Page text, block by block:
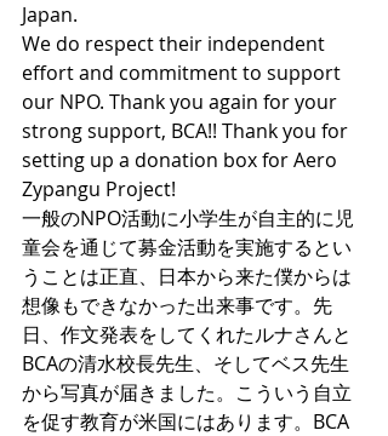
Japan.
We do respect their independent
effort and commitment to support
our NPO. Thank you again for your
strong support, BCA!! Thank you for
setting up a donation box for Aero
Zypangu Project!
一般のNPO活動に小学生が自主的に児
童会を通じて募金活動を実施するとい
うことは正直、日本から来た僕からは
想像もできなかった出来事です。先
日、作文発表をしてくれたルナさんと
BCAの清水校長先生、そしてベス先生
から写真が届きました。こういう自立
を促す教育が米国にはあります。BCA